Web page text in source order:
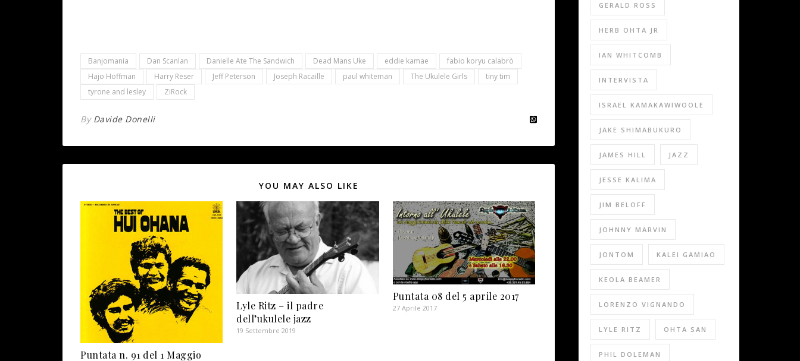
Banjomania Dan Scanlan Danielle Ate The Sandwich Dead Mans Uke eddie kamae
fabio koryu calabrò
Hajo Hoffman
Harry Reser Jeff Peterson Joseph Racaille paul whiteman The Ukulele Girls
tiny tim
tyrone and lesley
ZiRock
By Davide Donelli
YOU MAY ALSO LIKE
Puntata n. 91 del 1 Maggio
Lyle Ritz – il padre
dell’ukulele jazz
19 Settembre 2019
Puntata 08 del 5 aprile 2017
27 Aprile 2017
GERALD ROSS
HERB OHTA JR
IAN WHITCOMB
INTERVISTA
ISRAEL KAMAKAWIWOOLE
JAKE SHIMABUKURO
JAMES HILL JAZZ
JESSE KALIMA
JIM BELOFF
JOHNNY MARVIN
JONTOM KALEI GAMIAO
KEOLA BEAMER
LORENZO VIGNANDO
LYLE RITZ OHTA SAN
PHIL DOLEMAN